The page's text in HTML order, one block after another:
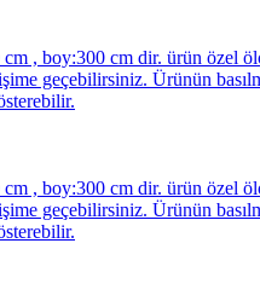
, boy:300 cm dir. ürün özel
geçebilirsiniz. Ürünün
, boy:300 cm dir. ürün özel
geçebilirsiniz. Ürünün